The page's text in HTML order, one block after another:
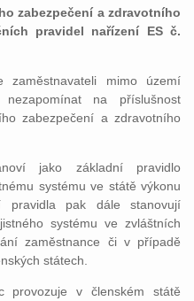
zabezpečení a zdravotního
pravidel nařízení ES č.
zaměstnavateli mimo území
na příslušnost
zabezpečení a zdravotního
jako základní pravidlo
systému ve státě výkonu
pravidla pak dále stanovují
systému ve zvláštních
zaměstnance či v případě
státech.
provozuje v členském státě